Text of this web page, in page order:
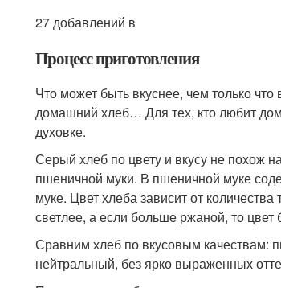
27 добавлений в
Процесс приготовления
Что может быть вкуснее, чем только
домашний хлеб… Для тех, кто любит
духовке.
Серый хлеб по цвету и вкусу не похож
пшеничной муки. В пшеничной муке
муке. Цвет хлеба зависит от
светлее, а если больше ржаной, то цвет
Сравним хлеб по вкусовым качествам:
нейтральный, без ярко выраженных